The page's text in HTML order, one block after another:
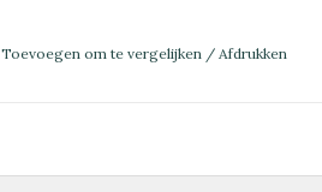
Toevoegen om te vergelijken / Afdrukken